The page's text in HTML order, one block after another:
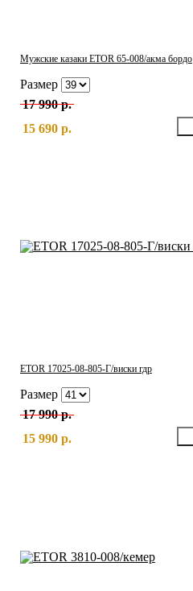
Мужские казаки ETOR 65-008/акма бордо
Размер
17 990 р.
15 690 р.
ETOR 17025-08-805-Г/виски гдр
Размер
17 990 р.
15 990 р.